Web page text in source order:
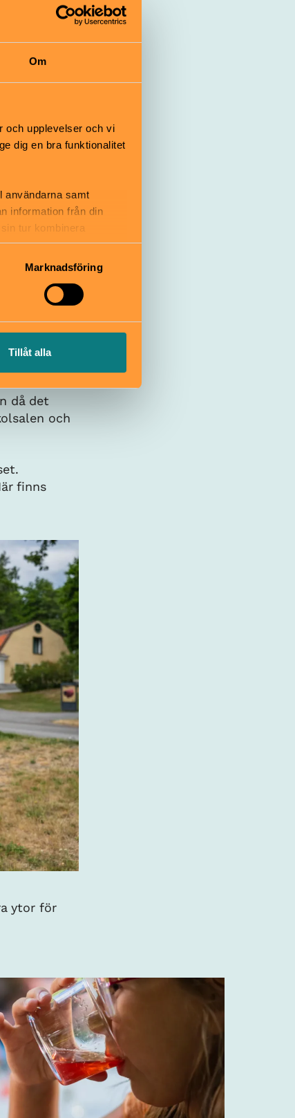
Om
och upplevelser och vi
dig en bra funktionalitet
användarna samt
information från din
tur kombinera
använt deras tjänster.
Marknadsföring
Tillåt alla
då det
och
finns
ytor för